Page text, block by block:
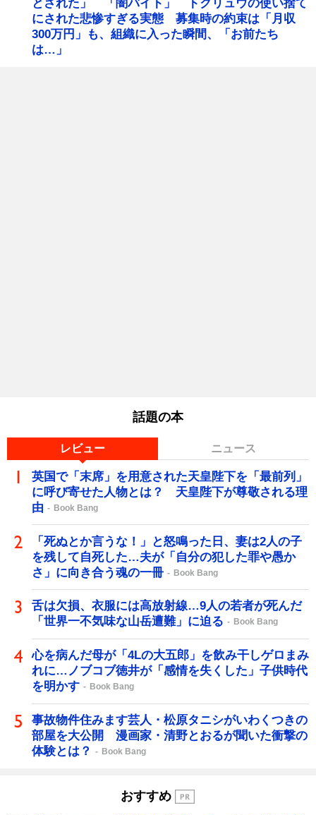
とされた」 「闇バイト」 トクリュウの使い捨て
にされた悲惨すぎる実態 募集時の約束は「月収
300万円」も、組織に入った瞬間、「お前たち
は…」
話題の本
レビュー ニュース
英国で「末席」を用意された天皇陛下を「最前列」
に呼び寄せた人物とは？ 天皇陛下が尊敬される理
由
Book Bang
「死ぬとか言うな！」と怒鳴った日、妻は2人の子
を残して自死した…夫が「自分の犯した罪や愚か
さ」に向き合う魂の一冊
Book Bang
舌は欠損、衣服には高放射線…9人の若者が死んだ
「世界一不気味な山岳遭難」に迫る
Book Bang
心を病んだ母が「4Lの大五郎」を飲み干しゲロまみ
れに…ノブコブ徳井が「感情を失くした」子供時代
を明かす
Book Bang
事故物件住みます芸人・松原タニシがいわくつきの
部屋を大公開 漫画家・清野とおるが聞いた衝撃の
体験とは？
Book Bang
おすすめ